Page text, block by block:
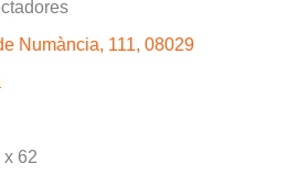
Numància, 111, 08029
x 62